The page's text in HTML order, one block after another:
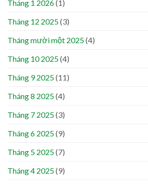
Tháng 1 2026(1)
Tháng 12 2025(3)
Tháng mười một 2025(4)
Tháng 10 2025(4)
Tháng 9 2025(11)
Tháng 8 2025(4)
Tháng 7 2025(3)
Tháng 6 2025(9)
Tháng 5 2025(7)
Tháng 4 2025(9)